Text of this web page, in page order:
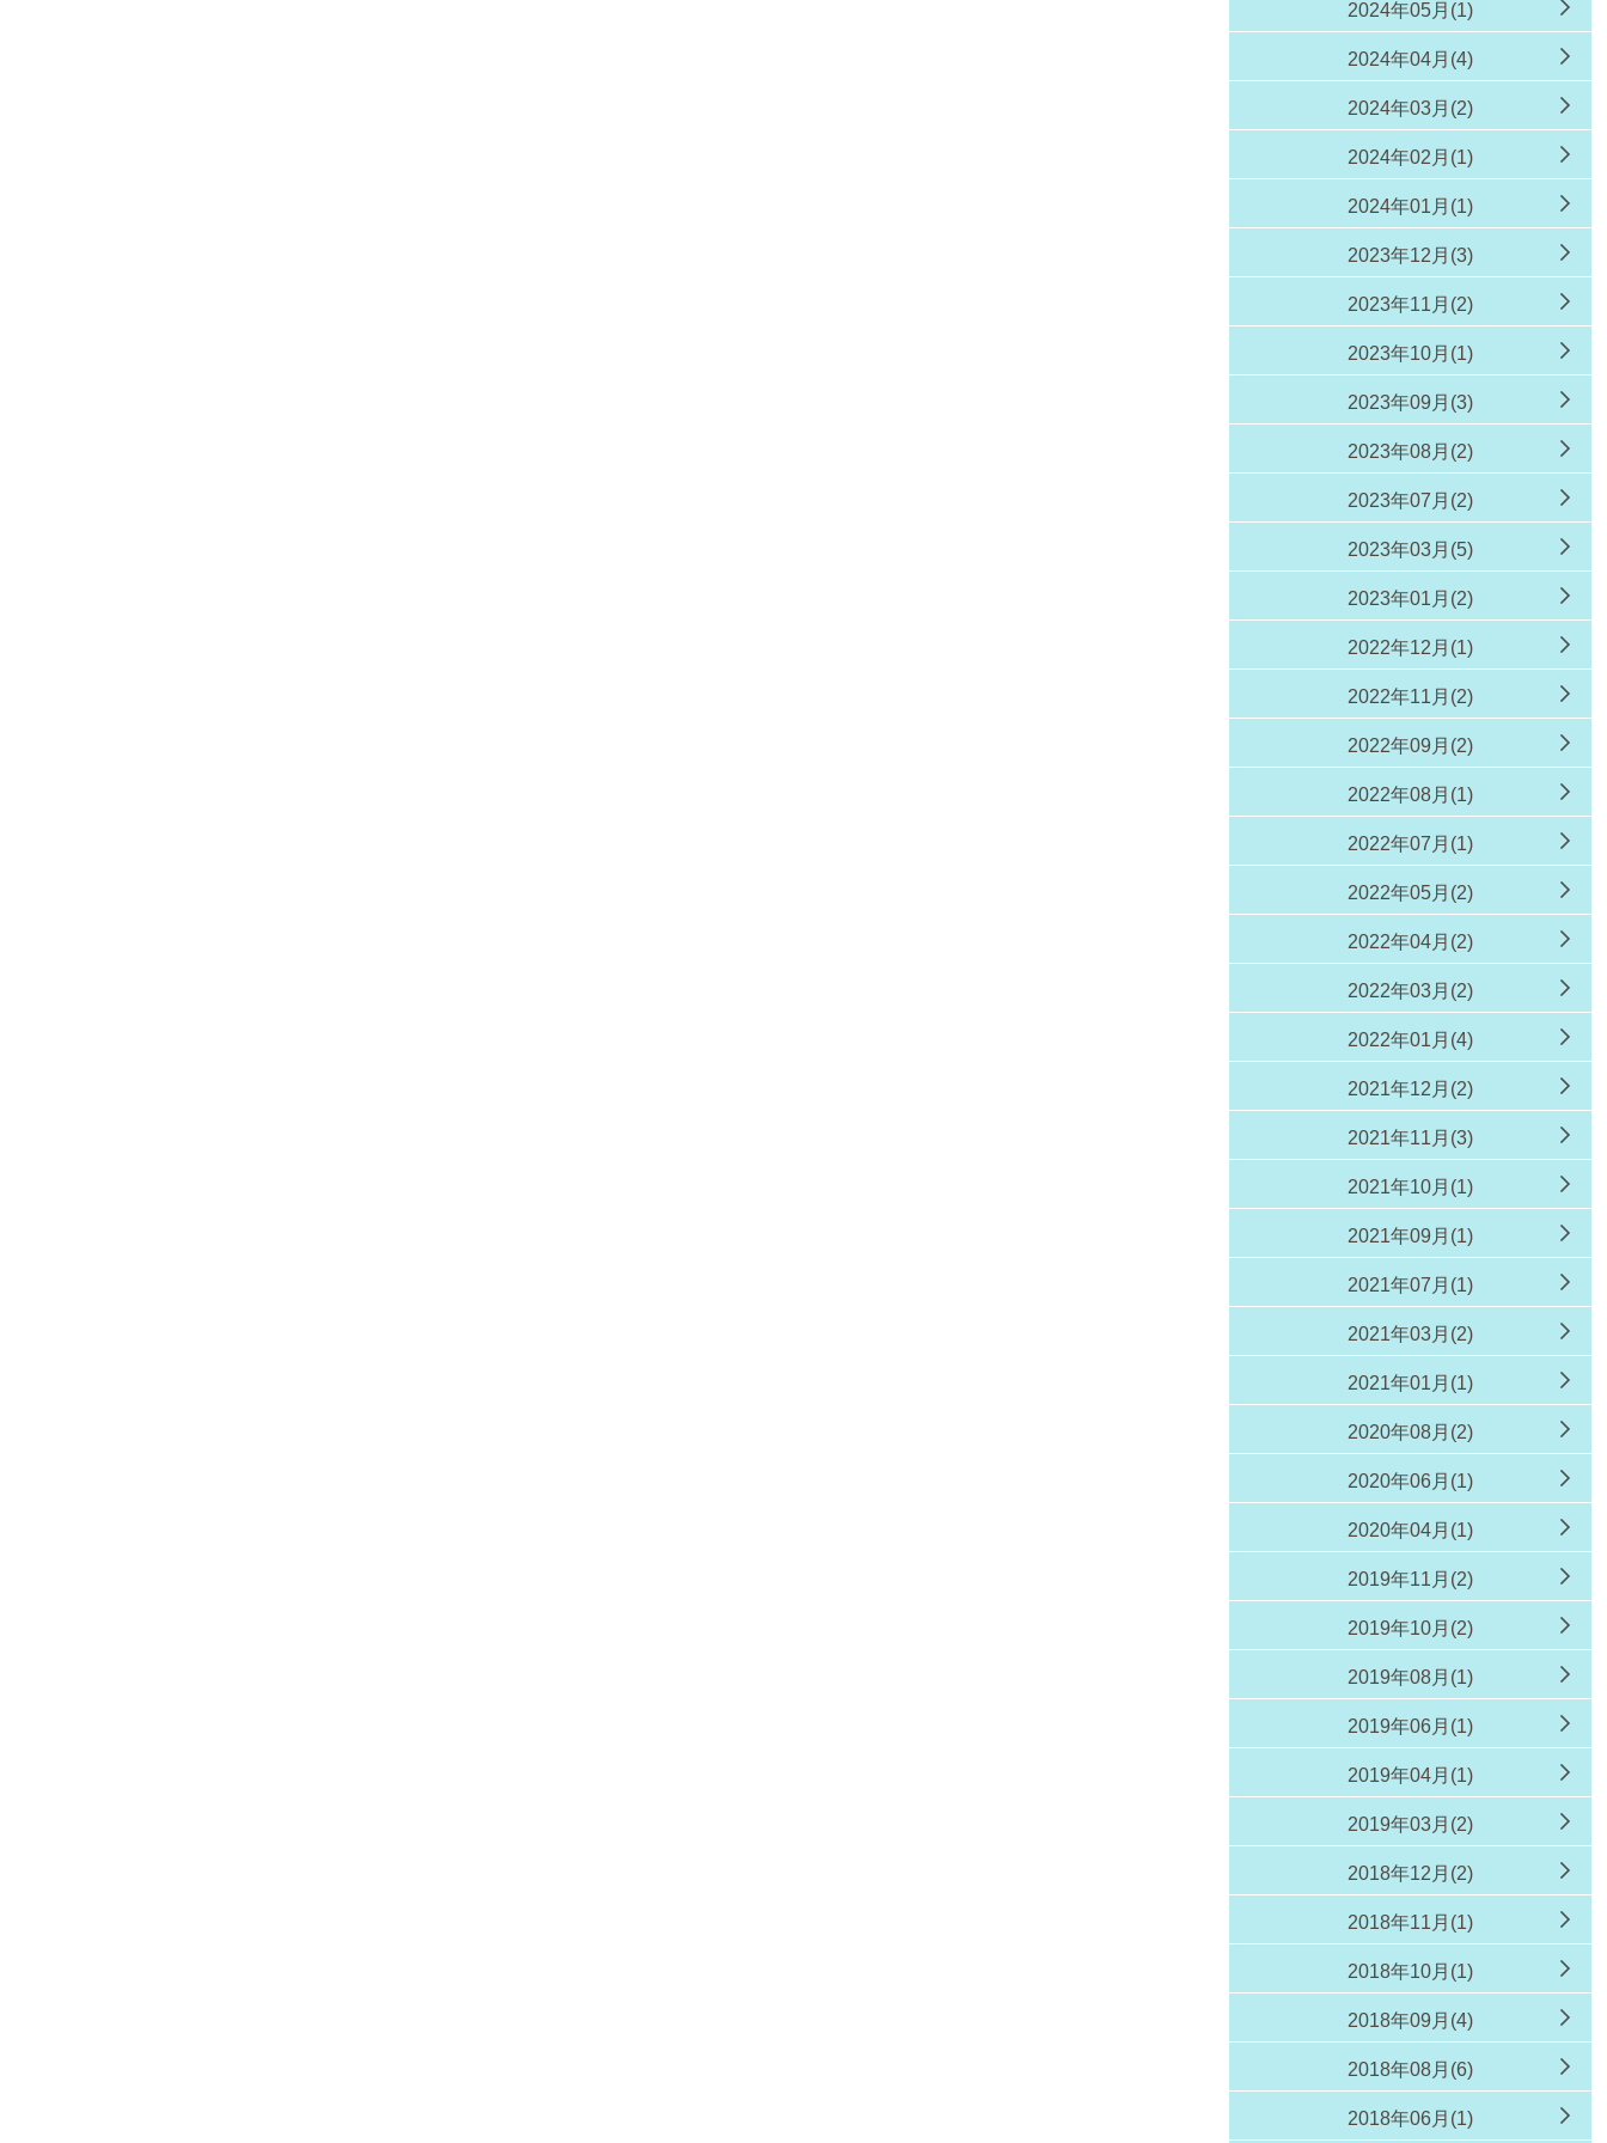
2024年05月(1)
2024年04月(4)
2024年03月(2)
2024年02月(1)
2024年01月(1)
2023年12月(3)
2023年11月(2)
2023年10月(1)
2023年09月(3)
2023年08月(2)
2023年07月(2)
2023年03月(5)
2023年01月(2)
2022年12月(1)
2022年11月(2)
2022年09月(2)
2022年08月(1)
2022年07月(1)
2022年05月(2)
2022年04月(2)
2022年03月(2)
2022年01月(4)
2021年12月(2)
2021年11月(3)
2021年10月(1)
2021年09月(1)
2021年07月(1)
2021年03月(2)
2021年01月(1)
2020年08月(2)
2020年06月(1)
2020年04月(1)
2019年11月(2)
2019年10月(2)
2019年08月(1)
2019年06月(1)
2019年04月(1)
2019年03月(2)
2018年12月(2)
2018年11月(1)
2018年10月(1)
2018年09月(4)
2018年08月(6)
2018年06月(1)